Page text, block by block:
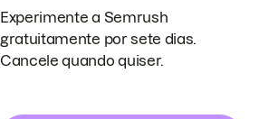
Experimente a Semrush
gratuitamente por sete dias.
Cancele quando quiser.